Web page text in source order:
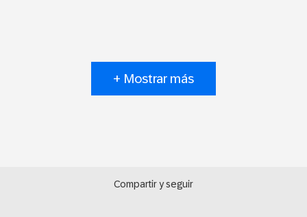
+ Mostrar más
Compartir y seguir